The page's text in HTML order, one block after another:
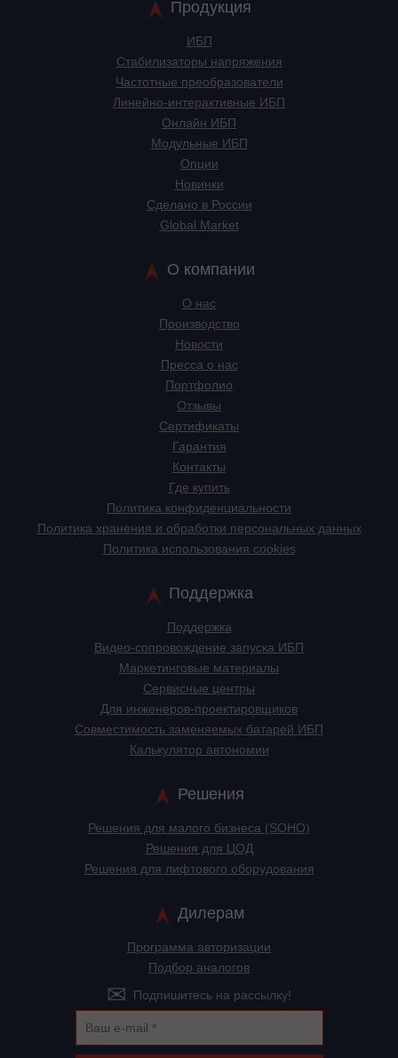
Продукция
ИБП
Стабилизаторы напряжения
Частотные преобразователи
Линейно-интерактивные ИБП
Онлайн ИБП
Модульные ИБП
Опции
Новинки
Сделано в России
Global Market
О компании
О нас
Производство
Новости
Пресса о нас
Портфолио
Отзывы
Сертификаты
Гарантия
Контакты
Где купить
Политика конфиденциальности
Политика хранения и обработки персональных данных
Политика использования cookies
Поддержка
Поддержка
Видео-сопровождение запуска ИБП
Маркетинговые материалы
Сервисные центры
Для инженеров-проектировщиков
Cовместимость заменяемых батарей ИБП
Калькулятор автономии
Решения
Решения для малого бизнеса (SOHO)
Решения для ЦОД
Решения для лифтового оборудования
Дилерам
Программа авторизации
Подбор аналогов
Подпишитесь на рассылку!